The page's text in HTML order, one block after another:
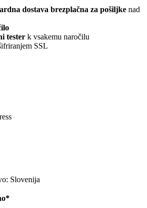
dostava brezplačna za pošiljke nad
tester k vsakemu naročilu
SSL
Slovenija